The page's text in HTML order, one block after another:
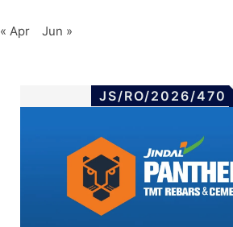
« Apr Jun »
JS/RO/2026/470